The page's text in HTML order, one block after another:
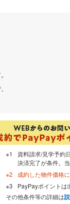
資料請求/見学予約
決済完了が条件。
成約した物件価格
PayPayポイントは
その他条件等の詳細は